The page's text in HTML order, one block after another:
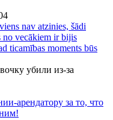
nav atzinies, šādi
no vecākiem ir bijis
ticamības moments būs
убили из-за
арендатору за то, что